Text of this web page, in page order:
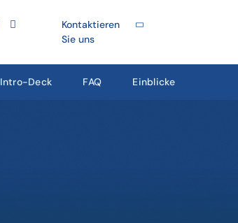
Kontaktieren
Sie uns
Intro-Deck FAQ Einblicke